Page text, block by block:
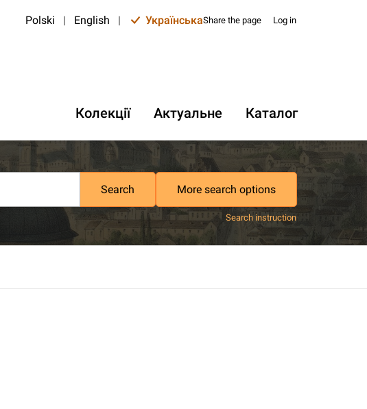
Polski | English | УкраїнськаShare the page Log in
Колекції Актуальне Каталог
Search More search options
Search instruction